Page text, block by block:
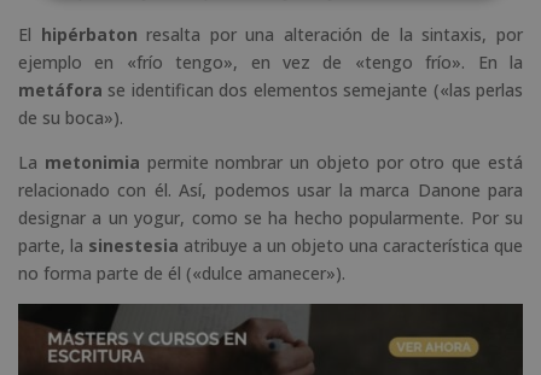
El hipérbaton resalta por una alteración de la sintaxis, por
ejemplo en «frío tengo», en vez de «tengo frío». En la
metáfora se identifican dos elementos semejante («las perlas
de su boca»).
La metonimia permite nombrar un objeto por otro que está
relacionado con él. Así, podemos usar la marca Danone para
designar a un yogur, como se ha hecho popularmente. Por su
parte, la sinestesia atribuye a un objeto una característica que
no forma parte de él («dulce amanecer»).